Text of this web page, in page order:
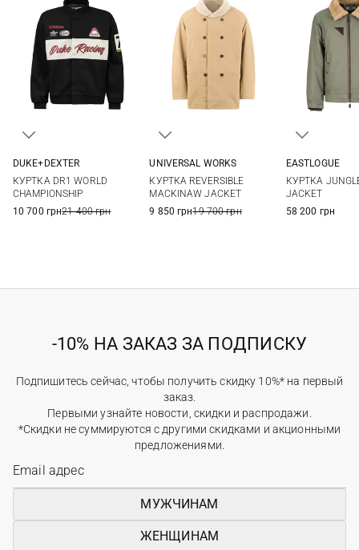
DUKE+DEXTER
КУРТКА DR1 WORLD
CHAMPIONSHIP
10 700 грн21 400 грн
UNIVERSAL WORKS
КУРТКА REVERSIBLE
MACKINAW JACKET
9 850 грн19 700 грн
EASTLOGUE
КУРТКА
JACKET
58 200 грн
-10% НА ЗАКАЗ ЗА ПОДПИСКУ
Подпишитесь сейчас, чтобы получить скидку 10%* на первый
заказ.
Первыми узнайте новости, скидки и распродажи.
*Скидки не суммируются с другими скидками и акционными
предложениями.
МУЖЧИНАМ
ЖЕНЩИНАМ